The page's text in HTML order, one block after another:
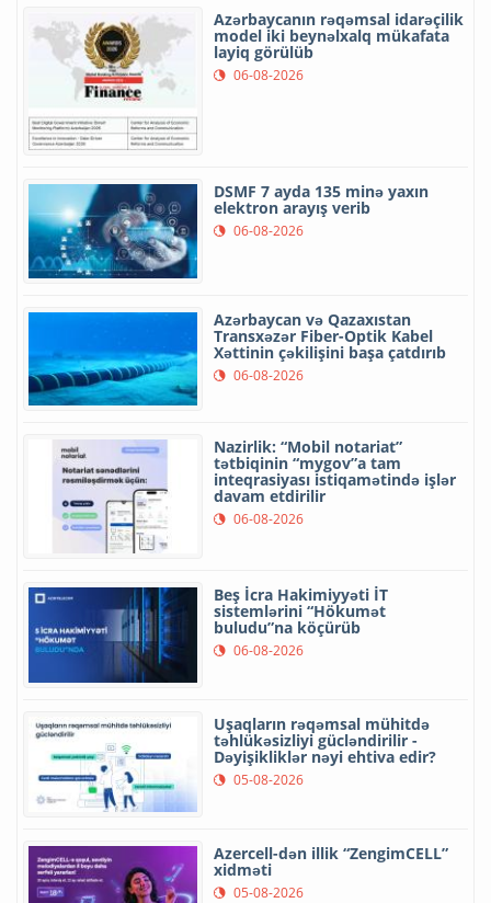
Azərbaycanın rəqəmsal idarəçilik
model iki beynəlxalq mükafata
layiq görülüb
06-08-2026
DSMF 7 ayda 135 minə yaxın
elektron arayış verib
06-08-2026
Azərbaycan və Qazaxıstan
Transxəzər Fiber-Optik Kabel
Xəttinin çəkilişini başa çatdırıb
06-08-2026
Nazirlik: “Mobil notariat”
tətbiqinin “mygov”a tam
inteqrasiyası istiqamətində işlər
davam etdirilir
06-08-2026
Beş İcra Hakimiyyəti İT
sistemlərini “Hökumət
buludu”na köçürüb
06-08-2026
Uşaqların rəqəmsal mühitdə
təhlükəsizliyi gücləndirilir -
Dəyişikliklər nəyi ehtiva edir?
05-08-2026
Azercell-dən illik “ZengimCELL”
xidməti
05-08-2026